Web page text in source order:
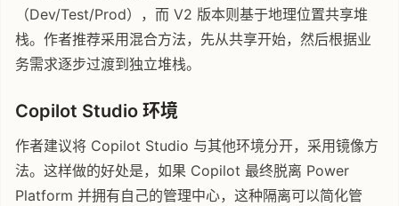
（Dev/Test/Prod），而 V2 版本则基于地理位置共享堆
栈。作者推荐采用混合方法，先从共享开始，然后根据业
务需求逐步过渡到独立堆栈。
Copilot Studio 环境
作者建议将 Copilot Studio 与其他环境分开，采用镜像方
法。这样做的好处是，如果 Copilot 最终脱离 Power
Platform 并拥有自己的管理中心，这种隔离可以简化管